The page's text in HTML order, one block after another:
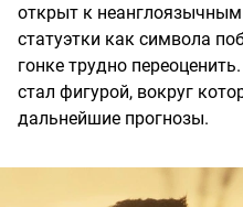
открыт к
статуэтки как символа
гонке трудно
стал фигурой, вокруг
дальнейшие прогнозы.